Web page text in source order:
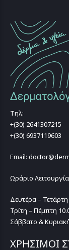
Τηλ:
+(30) 2641307215
+(30) 6937119603
Email:
Ωράριο
Δευτέρα –
Τρίτη – Πέμπτη
Σάββατο &
ΧΡΗΣΙΜΟΙ